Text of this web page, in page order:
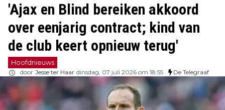
'Ajax en Blind bereiken akkoord
over eenjarig contract; kind van
de club keert opnieuw terug'
Hoofdnieuws
door Jesse ter Haar dinsdag, 07 juli 2026 om 18:55 De Telegraaf